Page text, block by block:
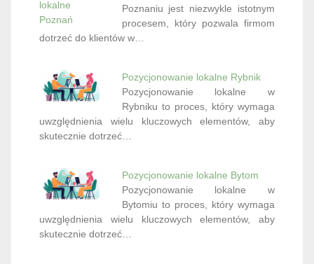
Poznaniu jest niezwykle istotnym
procesem, który pozwala firmom
dotrzeć do klientów w…
Pozycjonowanie lokalne Rybnik
Pozycjonowanie lokalne w
Rybniku to proces, który wymaga
uwzględnienia wielu kluczowych elementów, aby
skutecznie dotrzeć…
Pozycjonowanie lokalne Bytom
Pozycjonowanie lokalne w
Bytomiu to proces, który wymaga
uwzględnienia wielu kluczowych elementów, aby
skutecznie dotrzeć…